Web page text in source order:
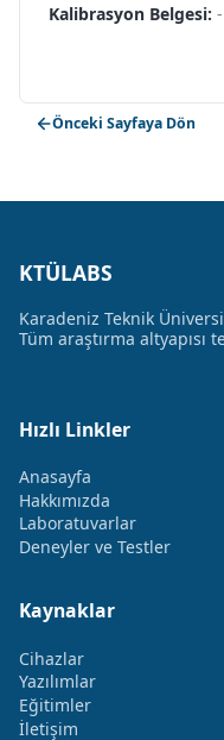
Kalibrasyon Belgesi: -
Önceki Sayfaya Dön
KTÜLABS
Karadeniz Teknik
Tüm araştırma altyapısı
Hızlı Linkler
Anasayfa
Hakkımızda
Laboratuvarlar
Deneyler ve Testler
Kaynaklar
Cihazlar
Yazılımlar
Eğitimler
İletişim